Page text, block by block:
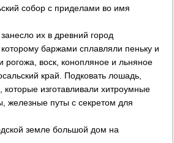
собор с приделами во имя
их в древний город
баржами сплавляли пеньку и
рогожа, воск, конопляное и льняное
край. Подковать лошадь,
изготавливали хитроумные
железные путы с секретом для
земле большой дом на